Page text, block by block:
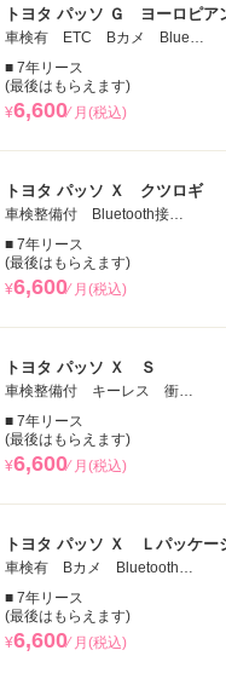
トヨタ パッソ Ｇ ヨーロピア
車検有 ETC Bカメ Blue…
■ 7年リース
(最後はもらえます)
¥6,600⁄ 月(税込)
トヨタ パッソ Ｘ クツロギ
車検整備付 Bluetooth接…
■ 7年リース
(最後はもらえます)
¥6,600⁄ 月(税込)
トヨタ パッソ Ｘ Ｓ
車検整備付 キーレス 衝…
■ 7年リース
(最後はもらえます)
¥6,600⁄ 月(税込)
トヨタ パッソ Ｘ Ｌパッケー
車検有 Bカメ Bluetooth…
■ 7年リース
(最後はもらえます)
¥6,600⁄ 月(税込)